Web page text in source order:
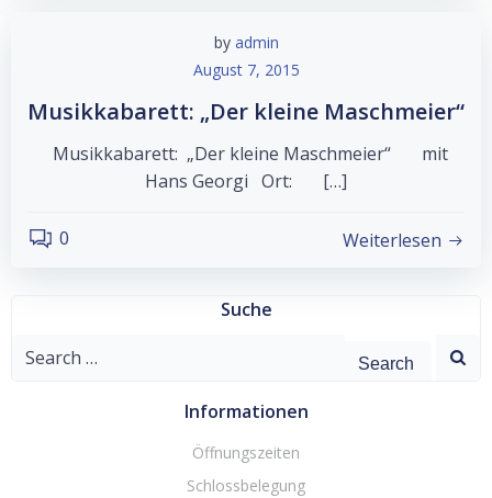
by admin
August 7, 2015
Musikkabarett: „Der kleine Maschmeier“
Musikkabarett: „Der kleine Maschmeier“ mit
Hans Georgi Ort: […]
0 Weiterlesen
Suche
Search
Informationen
Öffnungszeiten
Schlossbelegung